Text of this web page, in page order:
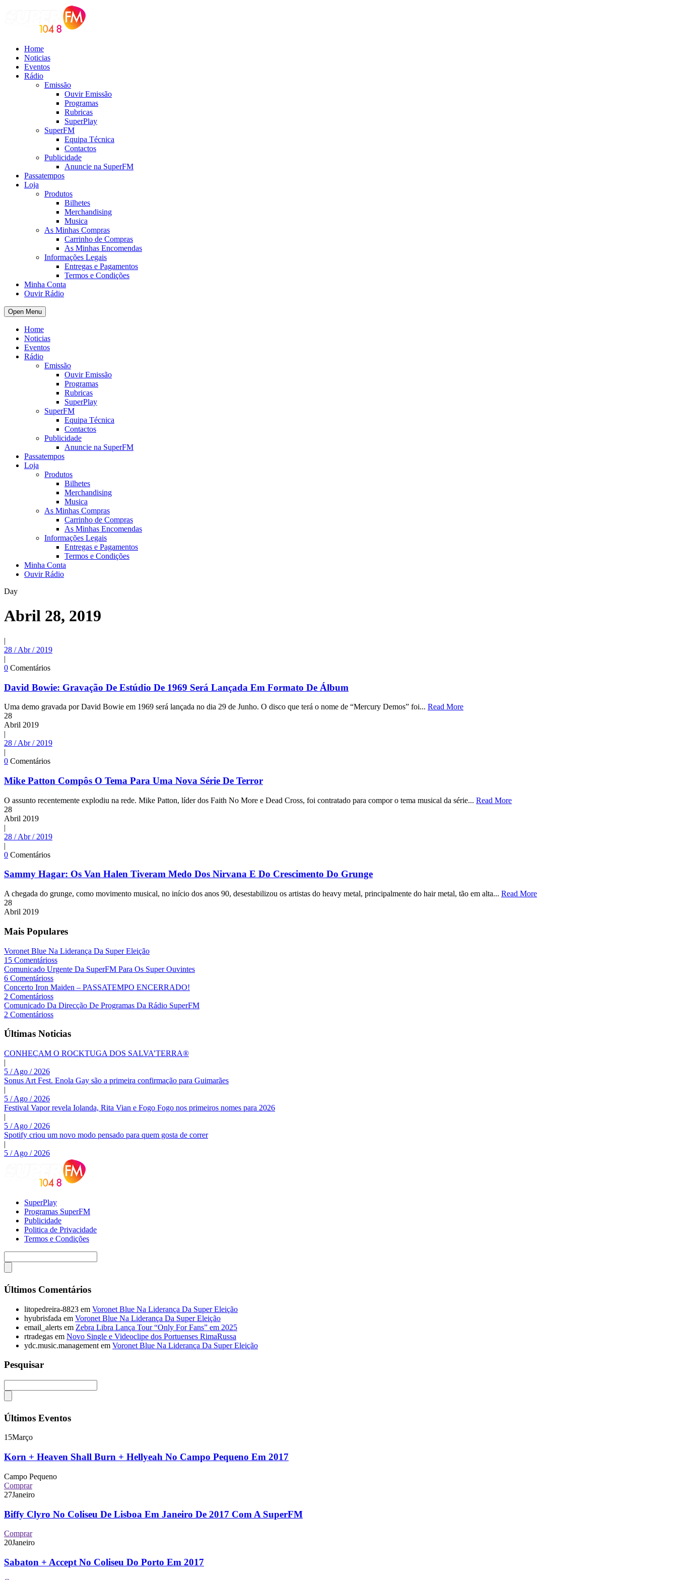
Home
Noticias
Eventos
Rádio
Emissão
Ouvir Emissão
Programas
Rubricas
SuperPlay
SuperFM
Equipa Técnica
Contactos
Publicidade
Anuncie na SuperFM
Passatempos
Loja
Produtos
Bilhetes
Merchandising
Musica
As Minhas Compras
Carrinho de Compras
As Minhas Encomendas
Informações Legais
Entregas e Pagamentos
Termos e Condições
Minha Conta
Ouvir Rádio
Open Menu
Home
Noticias
Eventos
Rádio
Emissão
Ouvir Emissão
Programas
Rubricas
SuperPlay
SuperFM
Equipa Técnica
Contactos
Publicidade
Anuncie na SuperFM
Passatempos
Loja
Produtos
Bilhetes
Merchandising
Musica
As Minhas Compras
Carrinho de Compras
As Minhas Encomendas
Informações Legais
Entregas e Pagamentos
Termos e Condições
Minha Conta
Ouvir Rádio
Day
Abril 28, 2019
|
28 / Abr / 2019
|
0 Comentários
David Bowie: Gravação De Estúdio De 1969 Será Lançada Em Formato De Álbum
Uma demo gravada por David Bowie em 1969 será lançada no dia 29 de Junho. O disco que terá o nome de “Mercury Demos” foi... Read More
28
Abril 2019
|
28 / Abr / 2019
|
0 Comentários
Mike Patton Compôs O Tema Para Uma Nova Série De Terror
O assunto recentemente explodiu na rede. Mike Patton, líder dos Faith No More e Dead Cross, foi contratado para compor o tema musical da série... Read More
28
Abril 2019
|
28 / Abr / 2019
|
0 Comentários
Sammy Hagar: Os Van Halen Tiveram Medo Dos Nirvana E Do Crescimento Do Grunge
A chegada do grunge, como movimento musical, no início dos anos 90, desestabilizou os artistas do heavy metal, principalmente do hair metal, tão em alta... Read More
28
Abril 2019
Mais Populares
Voronet Blue Na Liderança Da Super Eleição
15 Comentárioss
Comunicado Urgente Da SuperFM Para Os Super Ouvintes
6 Comentárioss
Concerto Iron Maiden – PASSATEMPO ENCERRADO!
2 Comentárioss
Comunicado Da Direcção De Programas Da Rádio SuperFM
2 Comentárioss
Últimas Noticias
CONHEÇAM O ROCKTUGA DOS SALVA’TERRA®
|
5 / Ago / 2026
Sonus Art Fest. Enola Gay são a primeira confirmação para Guimarães
|
5 / Ago / 2026
Festival Vapor revela Iolanda, Rita Vian e Fogo Fogo nos primeiros nomes para 2026
|
5 / Ago / 2026
Spotify criou um novo modo pensado para quem gosta de correr
|
5 / Ago / 2026
SuperPlay
Programas SuperFM
Publicidade
Politica de Privacidade
Termos e Condições
Últimos Comentários
litopedreira-8823 em Voronet Blue Na Liderança Da Super Eleição
hyubrisfada em Voronet Blue Na Liderança Da Super Eleição
email_alerts em Zebra Libra Lança Tour “Only For Fans” em 2025
rtradegas em Novo Single e Videoclipe dos Portuenses RimaRussa
ydc.music.management em Voronet Blue Na Liderança Da Super Eleição
Pesquisar
Últimos Eventos
15Março
Korn + Heaven Shall Burn + Hellyeah No Campo Pequeno Em 2017
Campo Pequeno
Comprar
27Janeiro
Biffy Clyro No Coliseu De Lisboa Em Janeiro De 2017 Com A SuperFM
Comprar
20Janeiro
Sabaton + Accept No Coliseu Do Porto Em 2017